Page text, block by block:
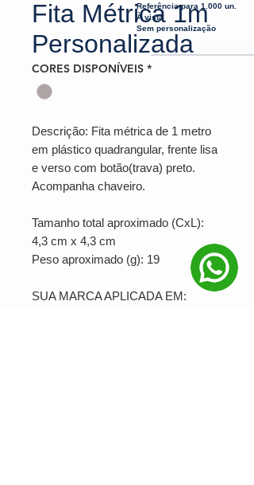
Fita Métrica 1m
Personalizada
CORES DISPONÍVEIS *
Descrição: Fita métrica de 1 metro
em plástico quadrangular, frente lisa
e verso com botão(trava) preto.
Acompanha chaveiro.
Tamanho total aproximado (CxL):
4,3 cm x 4,3 cm
Peso aproximado (g): 19
SUA MARCA APLICADA EM:
Referência para 1.000 un.
À vista
Sem personalização